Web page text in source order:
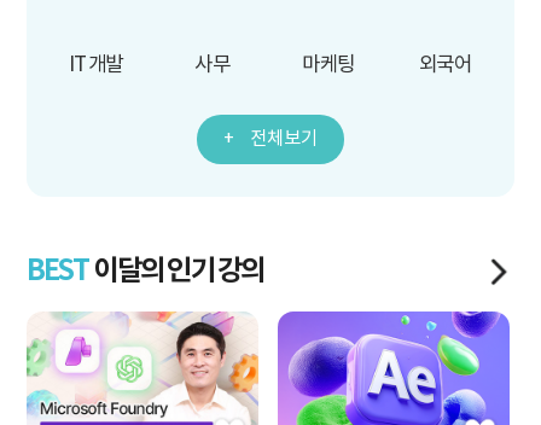
IT 개발 사무 마케팅 외국어
전체보기
BEST이달의 인기 강의